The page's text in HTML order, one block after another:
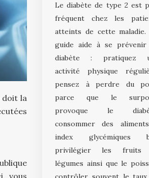
doit la
Le diabète de type 2 est
fréquent chez les
atteints de cette maladie.
guide aide à se prévenir
diabète : pratiquez
activité physique
pensez à perdre du
parce que le
provoque le
consommer des
index glycémiques
privilégier les fruits
légumes ainsi que le